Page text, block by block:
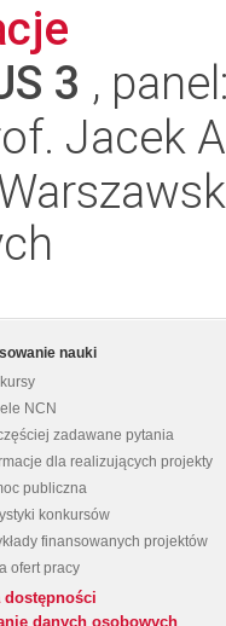
3 ,
Jacek
nauki
NCN
zadawane pytania
dla realizujących projekty
publiczna
konkursów
finansowanych projektów
ofert pracy
dostępności
danych osobowych